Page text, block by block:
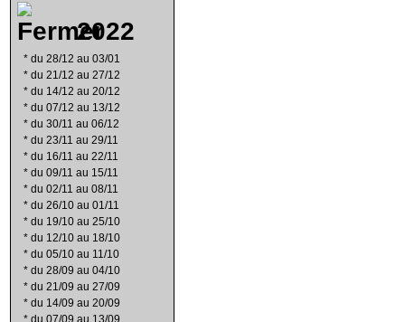
2022
* du 28/12 au 03/01
* du 21/12 au 27/12
* du 14/12 au 20/12
* du 07/12 au 13/12
* du 30/11 au 06/12
* du 23/11 au 29/11
* du 16/11 au 22/11
* du 09/11 au 15/11
* du 02/11 au 08/11
* du 26/10 au 01/11
* du 19/10 au 25/10
* du 12/10 au 18/10
* du 05/10 au 11/10
* du 28/09 au 04/10
* du 21/09 au 27/09
* du 14/09 au 20/09
* du 07/09 au 13/09